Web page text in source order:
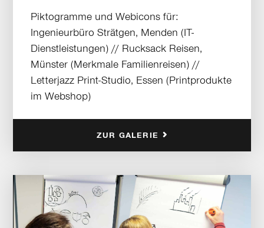
Piktogramme und Webicons für:
Ingenieurbüro Strätgen, Menden (IT-
Dienstleistungen) // Rucksack Reisen,
Münster (Merkmale Familienreisen) //
Letterjazz Print-Studio, Essen (Printprodukte
im Webshop)
ZUR GALERIE